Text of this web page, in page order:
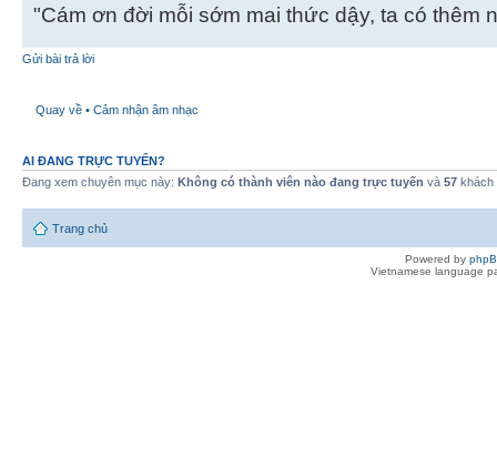
"Cám ơn đời mỗi sớm mai thức dậy, ta có thêm
Gửi bài trả lời
Quay về • Cảm nhận âm nhạc
AI ĐANG TRỰC TUYẾN?
Đang xem chuyên mục này: Không có thành viên nào đang trực tuyến và 57 khách
Trang chủ
Powered by
Vietnamese language